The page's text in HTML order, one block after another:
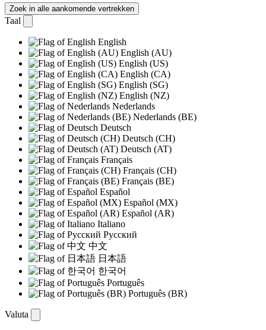
Zoek in alle aankomende vertrekken
Taal
English
English (AU)
English (US)
English (CA)
English (SG)
English (NZ)
Nederlands
Nederlands (BE)
Deutsch
Deutsch (CH)
Deutsch (AT)
Français
Français (CH)
Français (BE)
Español
Español (MX)
Español (AR)
Italiano
Русский
中文
日本語
한국어
Português
Português (BR)
Valuta